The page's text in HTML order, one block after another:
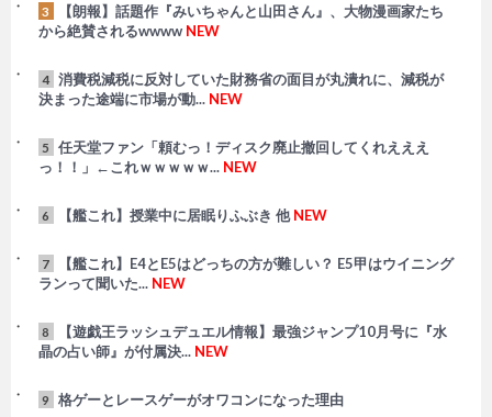
3
【朗報】話題作『みいちゃんと山田さん』、大物漫画家たち
から絶賛されるwwww NEW
4
消費税減税に反対していた財務省の面目が丸潰れに、減税が
決まった途端に市場が動... NEW
5
任天堂ファン「頼むっ！ディスク廃止撤回してくれえええ
っ！！」←これｗｗｗｗｗ... NEW
6 【艦これ】授業中に居眠りふぶき 他 NEW
7
【艦これ】E4とE5はどっちの方が難しい？ E5甲はウイニング
ランって聞いた... NEW
8
【遊戯王ラッシュデュエル情報】最強ジャンプ10月号に『水
晶の占い師』が付属決... NEW
9 格ゲーとレースゲーがオワコンになった理由